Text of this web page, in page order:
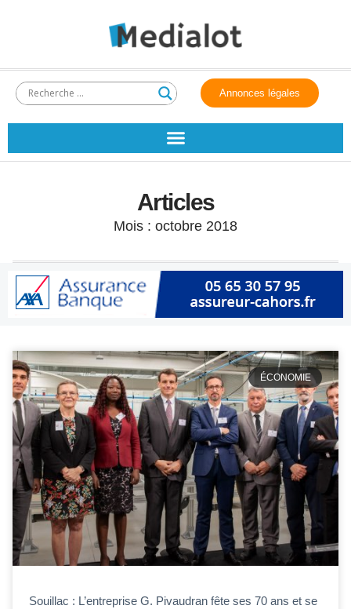
Annonces légales
Articles
Mois : octobre 2018
ÉCONOMIE
Souillac : L’entreprise G. Pivaudran fête ses 70 ans et se